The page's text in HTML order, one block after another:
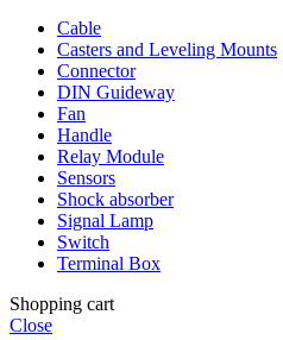
Cable
Casters and Leveling Mounts
Connector
DIN Guideway
Fan
Handle
Relay Module
Sensors
Shock absorber
Signal Lamp
Switch
Terminal Box
Shopping cart
Close